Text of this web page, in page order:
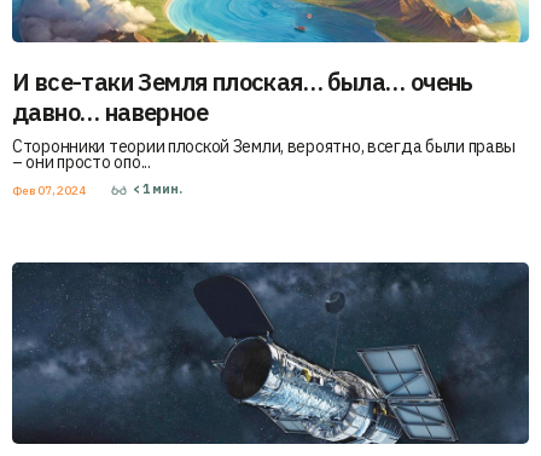
И все-таки Земля плоская… была… очень
давно… наверное
Сторонники теории плоской Земли, вероятно, всегда были правы
– они просто опо...
Фев 07, 2024 < 1 мин.